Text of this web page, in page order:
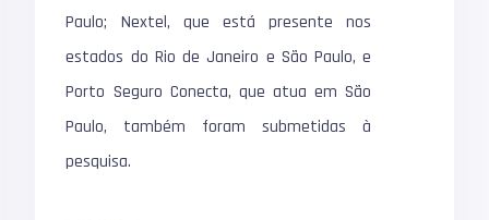
Paulo; Nextel, que está presente nos
estados do Rio de Janeiro e São Paulo, e
Porto Seguro Conecta, que atua em São
Paulo, também foram submetidas à
pesquisa.